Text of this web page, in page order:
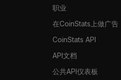
职业
在CoinStats上做广告
CoinStats API
API文档
公共API仪表板